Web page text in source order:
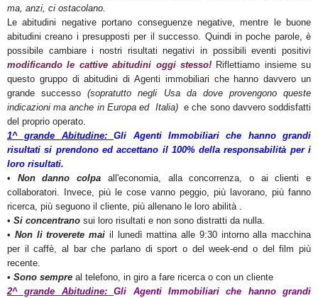
ma, anzi, ci ostacolano.
Le abitudini negative portano conseguenze negative, mentre le buone
abitudini creano i presupposti per il successo. Quindi in poche parole, è
possibile cambiare i nostri risultati negativi in possibili eventi positivi
modificando le cattive abitudini oggi stesso! Riflettiamo insieme su
questo gruppo di abitudini di Agenti immobiliari che hanno davvero un
grande successo(sopratutto negli Usa da dove provengono queste
indicazioni ma anche in Europa ed Italia) e che sono davvero soddisfatti
del proprio operato.
1^ grande Abitudine:Gli Agenti Immobiliari che hanno grandi
risultati si prendono ed accettano il 100% della responsabilità per i
loro risultati.
• Non danno colpa all'economia, alla concorrenza, o ai clienti e
collaboratori. Invece, più le cose vanno peggio, più lavorano, più fanno
ricerca, più seguono il cliente, più allenano le loro abilità .
• Si concentrano sui loro risultati e non sono distratti da nulla.
• Non li troverete mai il lunedì mattina alle 9:30 intorno alla macchina
per il caffè, al bar che parlano di sport o del week-end o del film più
recente.
• Sono sempre al telefono, in giro a fare ricerca o con un cliente
2^ grande Abitudine:Gli Agenti Immobiliariche hanno grandi